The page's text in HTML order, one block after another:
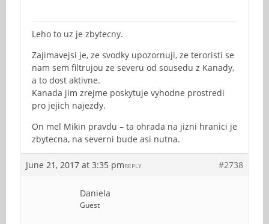
Leho to uz je zbytecny.
Zajimavejsi je, ze svodky upozornuji, ze teroristi se
nam sem filtrujou ze severu od sousedu z Kanady,
a to dost aktivne.
Kanada jim zrejme poskytuje vyhodne prostredi
pro jejich najezdy.
On mel Mikin pravdu – ta ohrada na jizni hranici je
zbytecna, na severni bude asi nutna.
June 21, 2017 at 3:35 pm #2738
REPLY
Daniela
Guest